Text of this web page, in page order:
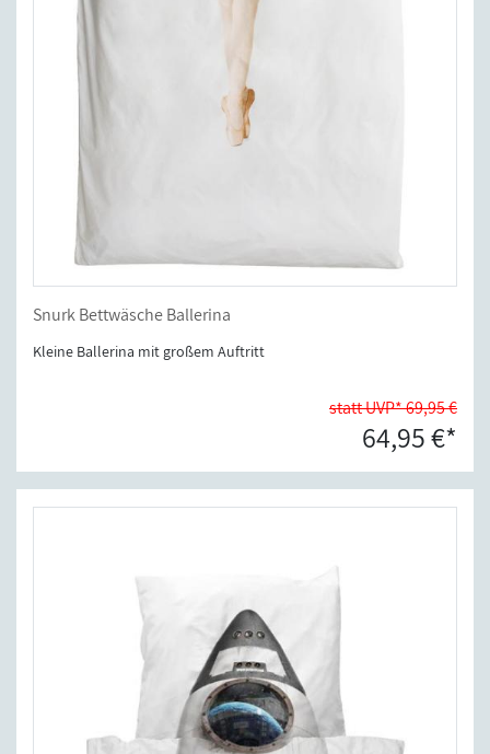
Snurk Bettwäsche Ballerina
Kleine Ballerina mit großem Auftritt
statt UVP* 69,95 €
64,95 €*